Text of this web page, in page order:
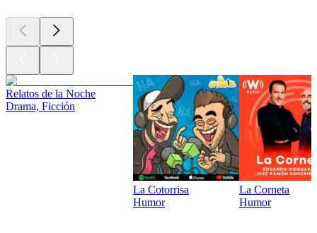
Relatos de la Noche
Drama, Ficción
La Cotorrisa
Humor
La Corneta
Humor